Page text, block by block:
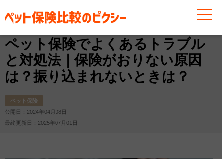
お役立ち情報 ペット保険 ペット保険でよくあるトラ
ペット保険でよくあるトラブル
と対処法｜保険がおりない原因
は？振り込まれないときは？
ペット保険
公開日：2024年04月08日
最終更新日：2025年07月01日